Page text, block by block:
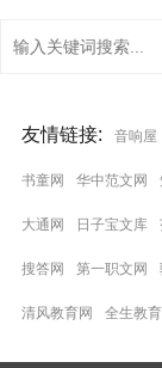
友情链接: 音响屋
书童网 华中范文网
大通网 日子宝文库
搜答网 第一职文网
清风教育网 全生教